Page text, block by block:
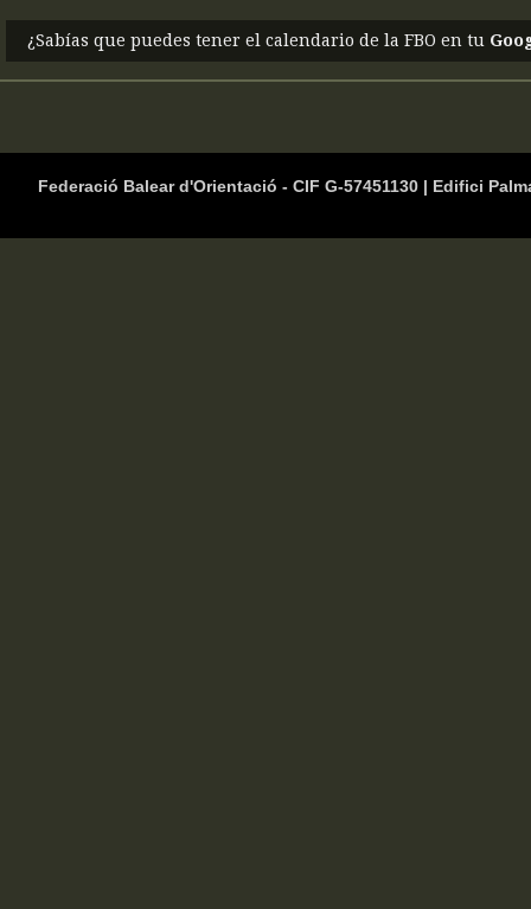
¿Sabías que puedes tener el calendario de la FBO en tu
Federació Balear d'Orientació - CIF G-57451130 | Edifici